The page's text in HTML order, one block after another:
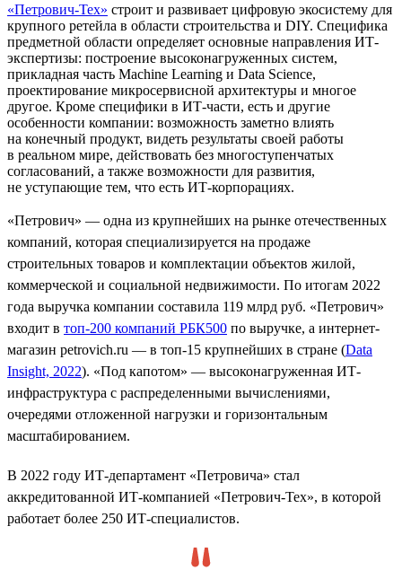
«Петрович-Тех» строит и развивает цифровую экосистему для
крупного ретейла в области строительства и DIY. Специфика
предметной области определяет основные направления ИТ-
экспертизы: построение высоконагруженных систем,
прикладная часть Machine Learning и Data Science,
проектирование микросервисной архитектуры и многое
другое. Кроме специфики в ИТ-части, есть и другие
особенности компании: возможность заметно влиять
на конечный продукт, видеть результаты своей работы
в реальном мире, действовать без многоступенчатых
согласований, а также возможности для развития,
не уступающие тем, что есть ИТ-корпорациях.
«Петрович» — одна из крупнейших на рынке отечественных
компаний, которая специализируется на продаже
строительных товаров и комплектации объектов жилой,
коммерческой и социальной недвижимости. По итогам 2022
года выручка компании составила 119 млрд руб. «Петрович»
входит в топ-200 компаний РБК500 по выручке, а интернет-
магазин petrovich.ru — в топ-15 крупнейших в стране (Data
Insight, 2022). «Под капотом» — высоконагруженная ИТ-
инфраструктура с распределенными вычислениями,
очередями отложенной нагрузки и горизонтальным
масштабированием.
В 2022 году ИТ-департамент «Петровича» стал
аккредитованной ИТ-компанией «Петрович-Тех», в которой
работает более 250 ИТ-специалистов.